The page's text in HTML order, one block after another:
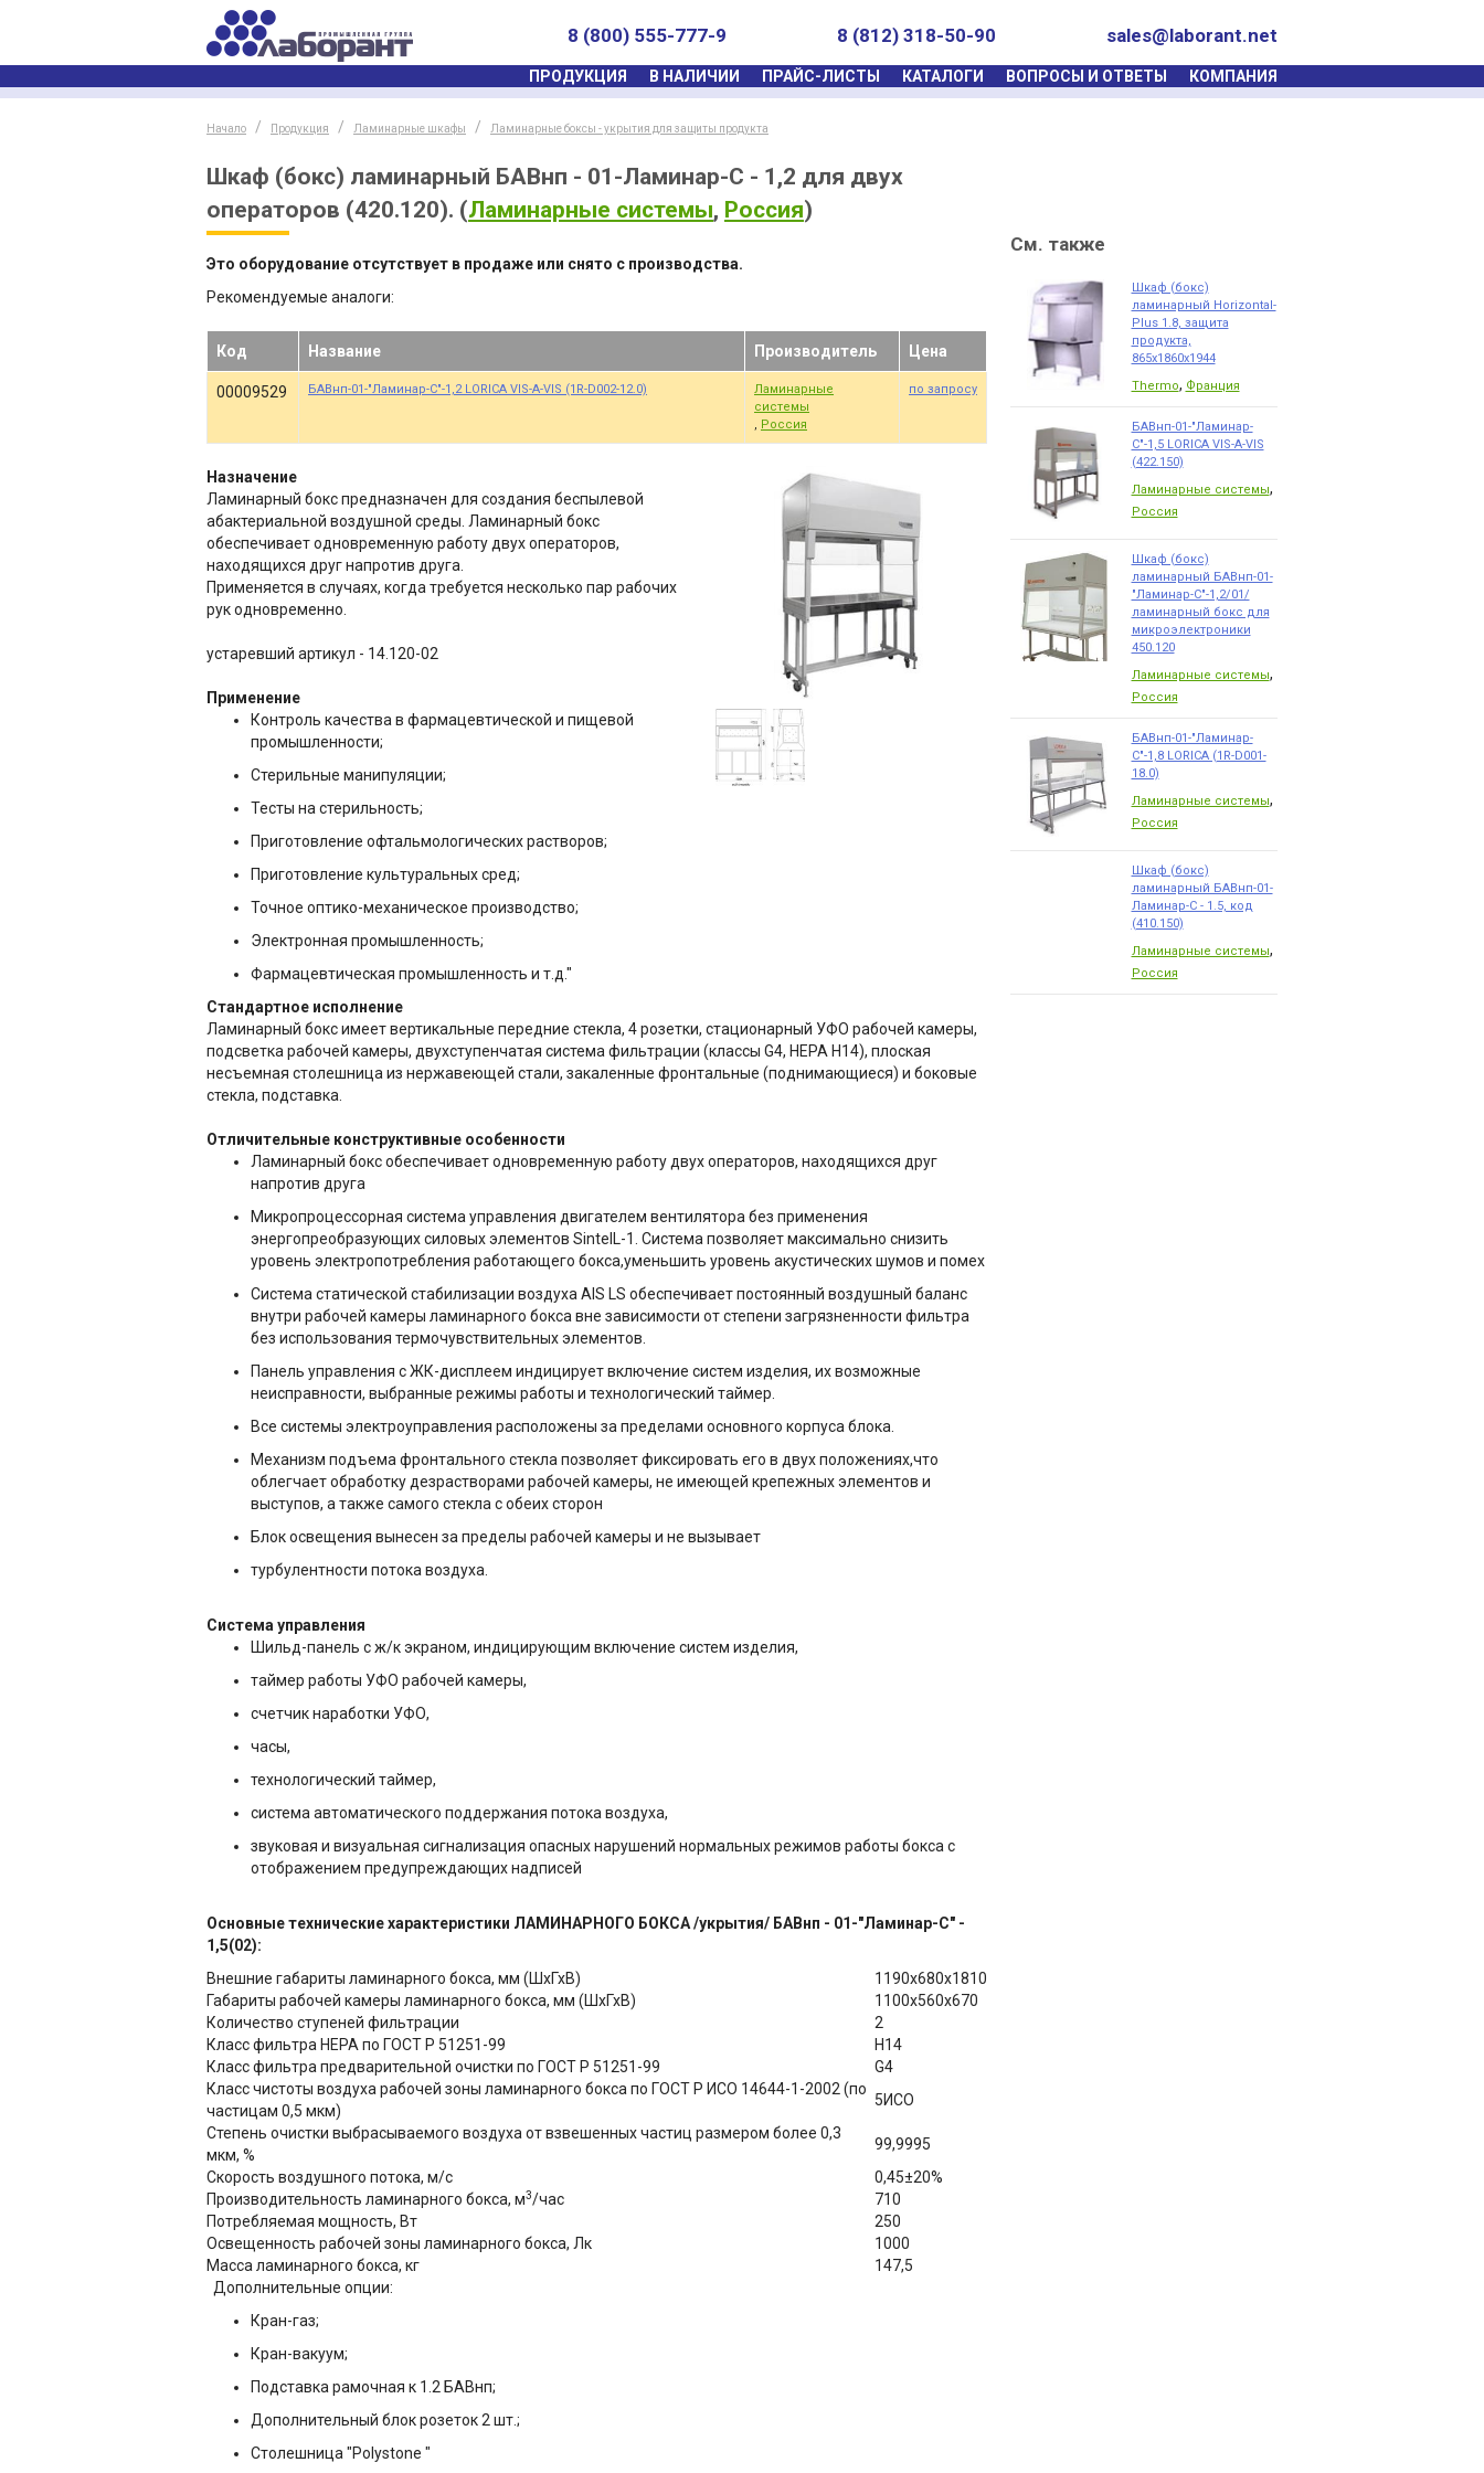
sales@laborant.net
8 (812) 318-50-90
8 (800) 555-777-9
ПРОДУКЦИЯ В НАЛИЧИИ ПРАЙС-ЛИСТЫ КАТАЛОГИ ВОПРОСЫ И ОТВЕТЫ КОМПАНИЯ
Начало Продукция Ламинарные шкафы Ламинарные боксы - укрытия для защиты продукта
Шкаф (бокс) ламинарный БАВнп - 01-Ламинар-С - 1,2 для двух
операторов (420.120). (Ламинарные системы, Россия)
Это оборудование отсутствует в продаже или снято с производства.
Рекомендуемые аналоги:
Код Название Производитель Цена
00009529 БАВнп-01-"Ламинар-С"-1,2 LORICA VIS-A-VIS (1R-D002-12.0)
Ламинарные
системы
, Россия
по запросу
Назначение
Ламинарный бокс предназначен для создания беспылевой
абактериальной воздушной среды. Ламинарный бокс
обеспечивает одновременную работу двух операторов,
находящихся друг напротив друга.
Применяется в случаях, когда требуется несколько пар рабочих
рук одновременно.
устаревший артикул - 14.120-02
Применение
Контроль качества в фармацевтической и пищевой
промышленности;
Стерильные манипуляции;
Тесты на стерильность;
Приготовление офтальмологических растворов;
Приготовление культуральных сред;
Точное оптико-механическое производство;
Электронная промышленность;
Фармацевтическая промышленность и т.д."
Стандартное исполнение
Ламинарный бокс имеет вертикальные передние стекла, 4 розетки, стационарный УФО рабочей камеры,
подсветка рабочей камеры, двухступенчатая система фильтрации (классы G4, НЕРА Н14), плоская
несъемная столешница из нержавеющей стали, закаленные фронтальные (поднимающиеся) и боковые
стекла, подставка.
Отличительные конструктивные особенности
Ламинарный бокс обеспечивает одновременную работу двух операторов, находящихся друг
напротив друга
Микропроцессорная система управления двигателем вентилятора без применения
энергопреобразующих силовых элементов SintelL-1. Система позволяет максимально снизить
уровень электропотребления работающего бокса,уменьшить уровень акустических шумов и помех
Система статической стабилизации воздуха AIS LS обеспечивает постоянный воздушный баланс
внутри рабочей камеры ламинарного бокса вне зависимости от степени загрязненности фильтра
без использования термочувствительных элементов.
Панель управления с ЖК-дисплеем индицирует включение систем изделия, их возможные
неисправности, выбранные режимы работы и технологический таймер.
Все системы электроуправления расположены за пределами основного корпуса блока.
Механизм подъема фронтального стекла позволяет фиксировать его в двух положениях,что
облегчает обработку дезрастворами рабочей камеры, не имеющей крепежных элементов и
выступов, а также самого стекла с обеих сторон
Блок освещения вынесен за пределы рабочей камеры и не вызывает
турбулентности потока воздуха.
Система управления
Шильд-панель с ж/к экраном, индицирующим включение систем изделия,
таймер работы УФО рабочей камеры,
счетчик наработки УФО,
часы,
технологический таймер,
система автоматического поддержания потока воздуха,
звуковая и визуальная сигнализация опасных нарушений нормальных режимов работы бокса с
отображением предупреждающих надписей
Основные технические характеристики ЛАМИНАРНОГО БОКСА /укрытия/ БАВнп - 01-"Ламинар-С" -
1,5(02):
Внешние габариты ламинарного бокса, мм (ШхГхВ)
1190х680х1810
Габариты рабочей камеры ламинарного бокса, мм (ШхГхВ)
1100х560х670
Количество ступеней фильтрации
2
Класс фильтра HEPA по ГОСТ Р 51251-99
Н14
Класс фильтра предварительной очистки по ГОСТ Р 51251-99
G4
Класс чистоты воздуха рабочей зоны ламинарного бокса по ГОСТ Р ИСО 14644-1-2002 (по
частицам 0,5 мкм)
5ИСО
Степень очистки выбрасываемого воздуха от взвешенных частиц размером более 0,3
мкм, %
99,9995
Скорость воздушного потока, м/с
0,45±20%
Производительность ламинарного бокса, м3/час
710
Потребляемая мощность, Вт
250
Освещенность рабочей зоны ламинарного бокса, Лк
1000
Масса ламинарного бокса, кг
147,5
Дополнительные опции:
Кран-газ;
Кран-вакуум;
Подставка рамочная к 1.2 БАВнп;
Дополнительный блок розеток 2 шт.;
Столешница "Polystone "
См. также
Шкаф (бокс)
ламинарный Horizontal-
Plus 1.8, защита
продукта,
865х1860х1944
Thermo, Франция
БАВнп-01-"Ламинар-
С"-1,5 LORICA VIS-A-VIS
(422.150)
Ламинарные системы,
Россия
Шкаф (бокс)
ламинарный БАВнп-01-
"Ламинар-С"-1,2/01/
ламинарный бокс для
микроэлектроники
450.120
Ламинарные системы,
Россия
БАВнп-01-"Ламинар-
С"-1,8 LORICA (1R-D001-
18.0)
Ламинарные системы,
Россия
Шкаф (бокс)
ламинарный БАВнп-01-
Ламинар-С - 1.5, код
(410.150)
Ламинарные системы,
Россия